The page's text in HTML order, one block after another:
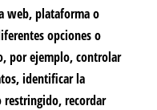
web, plataforma o
opciones o
por ejemplo, controlar
identificar la
restringido, recordar